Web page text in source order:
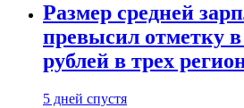
Размер средней
превысил отметку
рублей в трех
5 дней спустя